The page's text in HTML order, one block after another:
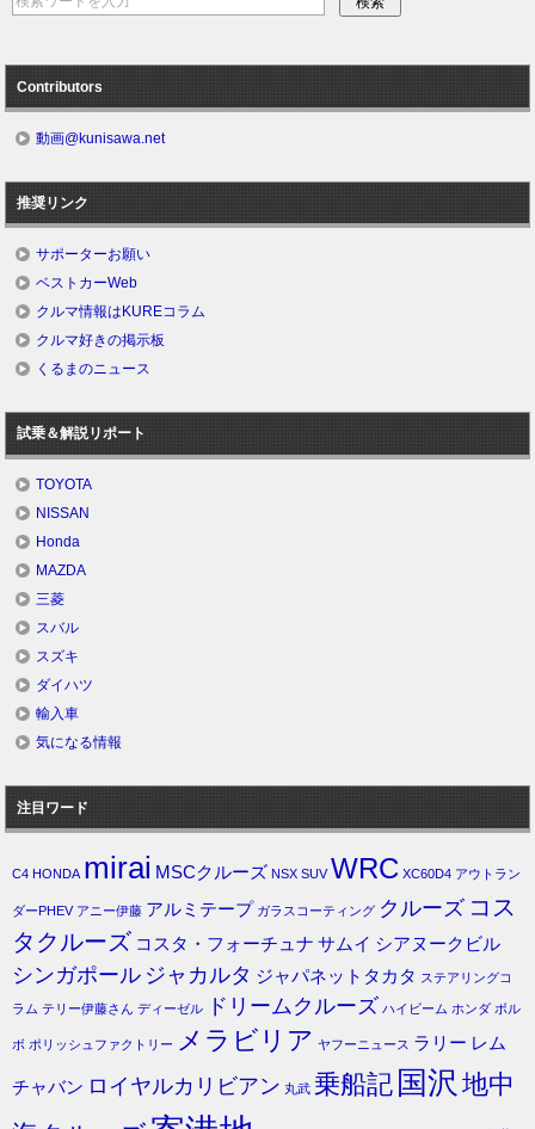
Contributors
動画@kunisawa.net
推奨リンク
サポーターお願い
ベストカーWeb
クルマ情報はKUREコラム
クルマ好きの掲示板
くるまのニュース
試乗＆解説リポート
TOYOTA
NISSAN
Honda
MAZDA
三菱
スバル
スズキ
ダイハツ
輸入車
気になる情報
注目ワード
C4 HONDA mirai MSCクルーズ NSX SUV WRC XC60D4 アウトラン
ダーPHEV アニー伊藤 アルミテープ ガラスコーティング クルーズ コス
タクルーズ コスタ・フォーチュナ サムイ シアヌークビル
シンガポール ジャカルタ ジャパネットタカタ ステアリングコ
ラム テリー伊藤さん ディーゼル ドリームクルーズ ハイビーム ホンダ ボル
ボ ポリッシュファクトリー メラビリア ヤフーニュース ラリー レム
チャバン ロイヤルカリビアン 丸武 乗船記 国沢 地中